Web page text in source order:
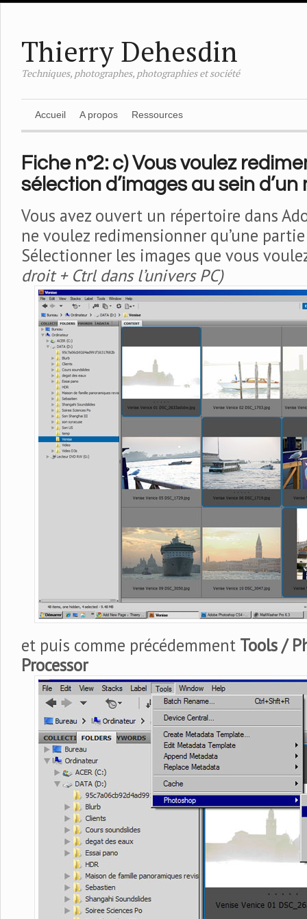
Thierry Dehesdin
Techniques, photographes, photographies et société
Accueil A propos Ressources
Fiche n°2: c) Vous voulez
sélection d’images au sein
Vous avez ouvert un répertoire dans
ne voulez redimensionner qu’une
Sélectionner les images que vous
droit + Ctrl dans l’univers PC)
et puis comme précédemment Tools /
Processor